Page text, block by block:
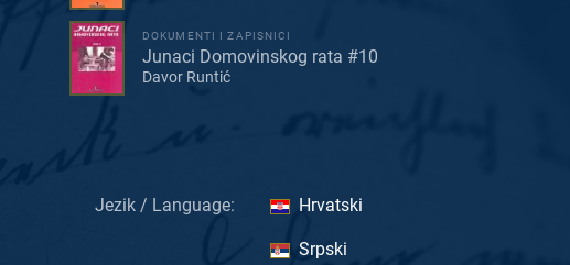
DOKUMENTI I ZAPISNICI
Junaci Domovinskog rata #10
Davor Runtić
Jezik / Language: Hrvatski
Srpski